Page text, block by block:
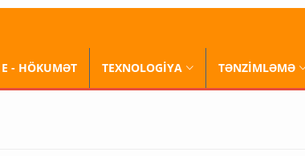
E - HÖKUMƏT TEXNOLOGİYA TƏNZİMLƏMƏ